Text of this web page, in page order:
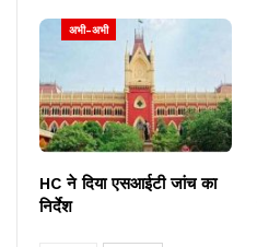
अभी-अभी
HC ने दिया एसआईटी जांच का
निर्देश